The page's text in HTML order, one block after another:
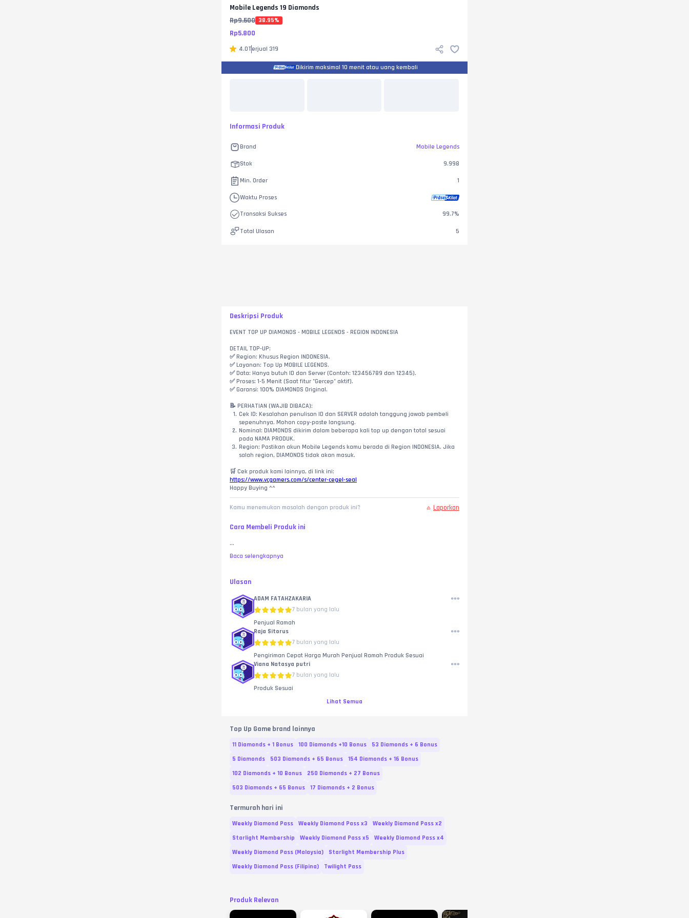
Mobile Legends 19 Diamonds
Rp9.500 38.95%
Rp5.800
4.0Terjual 319
Dikirim maksimal 10 menit atau uang kembali
Informasi Produk
Brand Mobile Legends
Stok 9.998
Min. Order 1
Waktu Proses
Transaksi Sukses 99.7%
Total Ulasan 5
Deskripsi Produk
EVENT TOP UP DIAMONDS - MOBILE LEGENDS - REGION INDONESIA
DETAIL TOP-UP:
✅ Region: Khusus Region INDONESIA.
✅ Layanan: Top Up MOBILE LEGENDS.
✅ Data: Hanya butuh ID dan Server (Contoh: 123456789 dan 12345).
✅ Proses: 1-5 Menit (Saat fitur "Gercep" aktif).
✅ Garansi: 100% DIAMONDS Original.
📝 PERHATIAN (WAJIB DIBACA):
Cek ID: Kesalahan penulisan ID dan SERVER adalah tanggung jawab pembeli
sepenuhnya. Mohon copy-paste langsung.
Nominal: DIAMONDS dikirim dalam beberapa kali top up dengan total sesuai
pada NAMA PRODUK.
Region: Pastikan akun Mobile Legends kamu berada di Region INDONESIA. Jika
salah region, DIAMONDS tidak akan masuk.
🛒 Cek produk kami lainnya, di link ini:
https://www.vcgamers.com/s/center-cegel-seal
Happy Buying ^^
Kamu menemukan masalah dengan produk ini? Laporkan
Cara Membeli Produk ini
...
Baca selengkapnya
Ulasan
ADAM FATAHZAKARIA
7 bulan yang lalu
Penjual Ramah
Raja Sitorus
7 bulan yang lalu
Pengiriman Cepat Harga Murah Penjual Ramah Produk Sesuai
Viana Natasya putri
7 bulan yang lalu
Produk Sesuai
Lihat Semua
Top Up Game brand lainnya
11 Diamonds + 1 Bonus 100 Diamonds +10 Bonus
53 Diamonds + 6 Bonus
5 Diamonds
503 Diamonds + 65 Bonus
154 Diamonds + 16 Bonus
102 Diamonds + 10 Bonus
250 Diamonds + 27 Bonus
503 Diamonds + 65 Bonus
17 Diamonds + 2 Bonus
Termurah hari ini
Weekly Diamond Pass Weekly Diamond Pass x3
Weekly Diamond Pass x2
Starlight Membership
Weekly Diamond Pass x5
Weekly Diamond Pass x4
Weekly Diamond Pass (Malaysia)
Starlight Membership Plus
Weekly Diamond Pass (Filipina)
Twilight Pass
Produk Relevan